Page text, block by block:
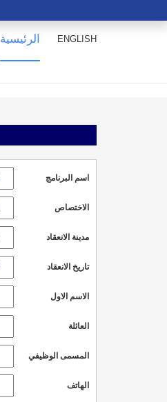
الرئيسية ENGLISH
اسم البرنامج
الاختصاص
مدينة الانعقاد
تاريخ الانعقاد
الاسم الاول
العائلة
المسمى الوظيفي
الهاتف